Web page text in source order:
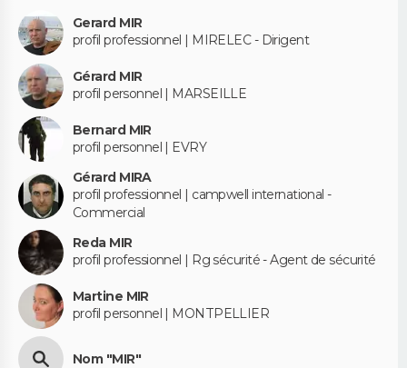
Gerard MIR
profil professionnel | MIRELEC - Dirigent
Gérard MIR
profil personnel | MARSEILLE
Bernard MIR
profil personnel | EVRY
Gérard MIRA
profil professionnel | campwell international -
Commercial
Reda MIR
profil professionnel | Rg sécurité - Agent de sécurité
Martine MIR
profil personnel | MONTPELLIER
Nom "MIR"